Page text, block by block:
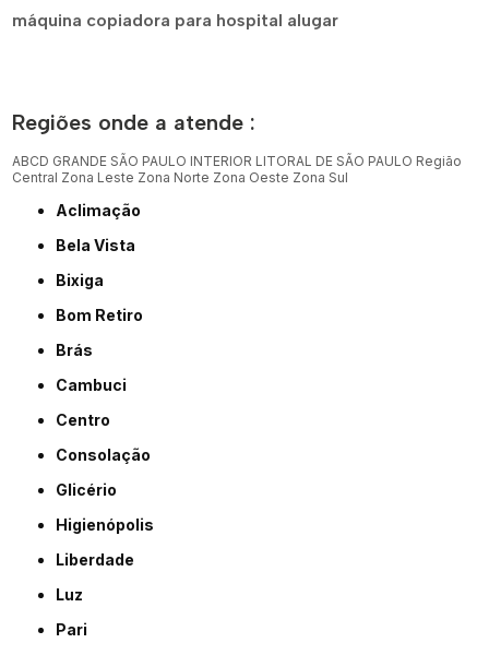
máquina copiadora para hospital alugar
Regiões onde a atende :
ABCD GRANDE SÃO PAULO INTERIOR LITORAL DE SÃO PAULO Região
Central Zona Leste Zona Norte Zona Oeste Zona Sul
Aclimação
Bela Vista
Bixiga
Bom Retiro
Brás
Cambuci
Centro
Consolação
Glicério
Higienópolis
Liberdade
Luz
Pari